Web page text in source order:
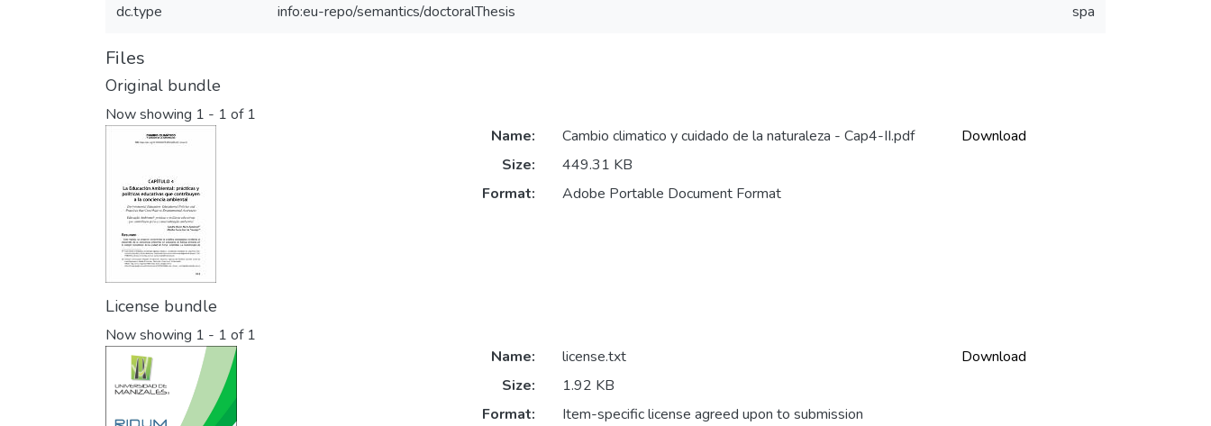
dc.type info:eu-repo/semantics/doctoralThesis spa
Files
Original bundle
Now showing 1 - 1 of 1
Name:
Cambio climatico y cuidado de la naturaleza - Cap4-II.pdf
Size:
449.31 KB
Format:
Adobe Portable Document Format
Download
License bundle
Now showing 1 - 1 of 1
Name:
license.txt
Size:
1.92 KB
Format:
Item-specific license agreed upon to submission
Download